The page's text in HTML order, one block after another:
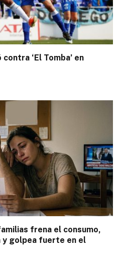
‘El Tomba’ en
frena el consumo,
y golpea fuerte en el